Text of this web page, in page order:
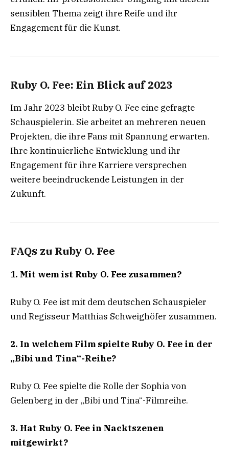
sensiblen Thema zeigt ihre Reife und ihr
Engagement für die Kunst.
Ruby O. Fee: Ein Blick auf 2023
Im Jahr 2023 bleibt Ruby O. Fee eine gefragte
Schauspielerin. Sie arbeitet an mehreren neuen
Projekten, die ihre Fans mit Spannung erwarten.
Ihre kontinuierliche Entwicklung und ihr
Engagement für ihre Karriere versprechen
weitere beeindruckende Leistungen in der
Zukunft.
FAQs zu Ruby O. Fee
1. Mit wem ist Ruby O. Fee zusammen?
Ruby O. Fee ist mit dem deutschen Schauspieler
und Regisseur Matthias Schweighöfer zusammen.
2. In welchem Film spielte Ruby O. Fee in der
„Bibi und Tina“-Reihe?
Ruby O. Fee spielte die Rolle der Sophia von
Gelenberg in der „Bibi und Tina“-Filmreihe.
3. Hat Ruby O. Fee in Nacktszenen
mitgewirkt?